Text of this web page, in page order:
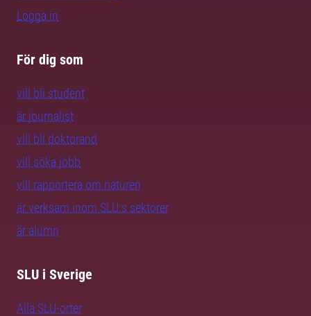
Logga in
För dig som
vill bli student
är journalist
vill bli doktorand
vill söka jobb
vill rapportera om naturen
är verksam inom SLU:s sektorer
är alumn
SLU i Sverige
Alla SLU-orter